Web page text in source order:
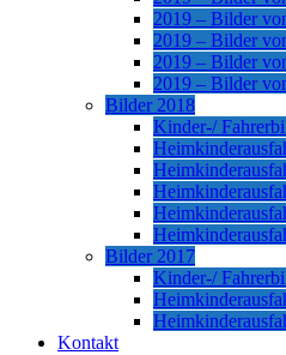
2019 – Bilder
2019 – Bilder
2019 – Bilder
2019 – Bilder
Bilder 2018
Kinder-/
Bilder 2017
Kinder-/
Kontakt